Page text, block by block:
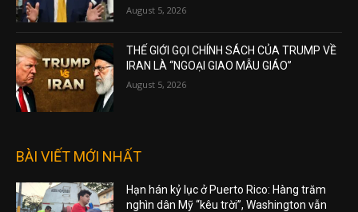
August 5, 2026
THẾ GIỚI GỌI CHÍNH SÁCH CỦA TRUMP VỀ
IRAN LÀ “NGOẠI GIAO MẪU GIÁO”
August 5, 2026
BÀI VIẾT MỚI NHẤT
Hạn hán kỷ lục ở Puerto Rico: Hàng trăm
nghìn dân Mỹ “kêu trời”, Washington vẫn